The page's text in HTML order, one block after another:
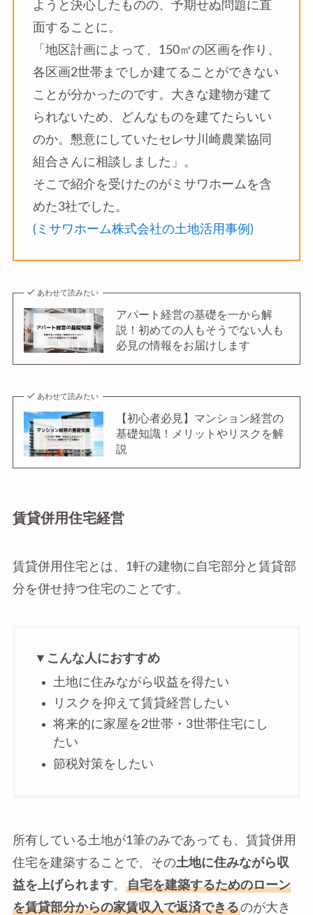
ようと決心したものの、予期せぬ問題に直
面することに。
「地区計画によって、150㎡の区画を作り、
各区画2世帯までしか建てることができない
ことが分かったのです。大きな建物が建て
られないため、どんなものを建てたらいい
のか。懇意にしていたセレサ川崎農業協同
組合さんに相談しました」。
そこで紹介を受けたのがミサワホームを含
めた3社でした。
(ミサワホーム株式会社の土地活用事例)
あわせて読みたい
アパート経営の基礎を一から解
説！初めての人もそうでない人も
必見の情報をお届けします
あわせて読みたい
【初心者必見】マンション経営の
基礎知識！メリットやリスクを解
説
賃貸併用住宅経営
賃貸併用住宅とは、1軒の建物に自宅部分と賃貸部
分を併せ持つ住宅のことです。
▼こんな人におすすめ
土地に住みながら収益を得たい
リスクを抑えて賃貸経営したい
将来的に家屋を2世帯・3世帯住宅にし
たい
節税対策をしたい
所有している土地が1筆のみであっても、賃貸併用
住宅を建築することで、その土地に住みながら収
益を上げられます。
自宅を建築するためのローン
を賃貸部分からの家賃収入で返済できるのが大き